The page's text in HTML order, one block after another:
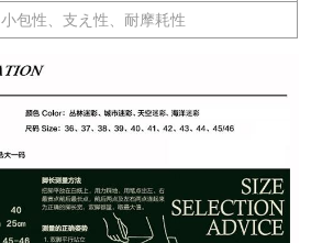
小包性、支え性、耐摩耗性